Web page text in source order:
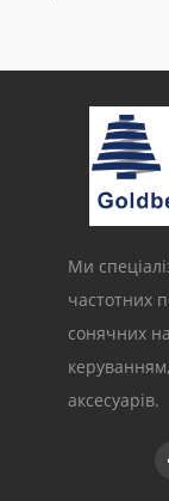
Ми
частотних
сонячних
аксесуарів.